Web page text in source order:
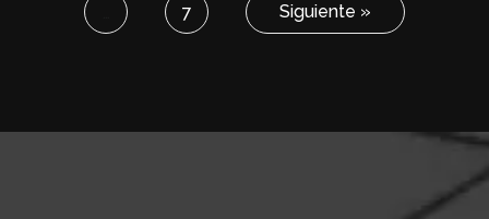
7 Siguiente »